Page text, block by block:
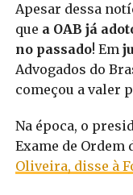
Apesar dessa
que a OAB já
no passado! Em
Advogados do
começou a valer
Na época, o
Exame de Ordem
Oliveira, disse à